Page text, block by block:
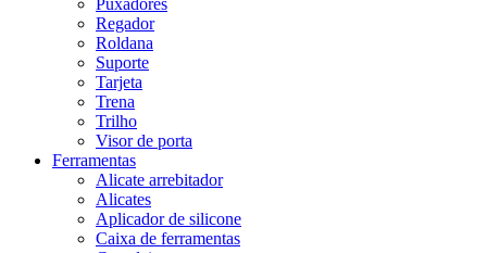
Puxadores
Regador
Roldana
Suporte
Tarjeta
Trena
Trilho
Visor de porta
Ferramentas
Alicate arrebitador
Alicates
Aplicador de silicone
Caixa de ferramentas